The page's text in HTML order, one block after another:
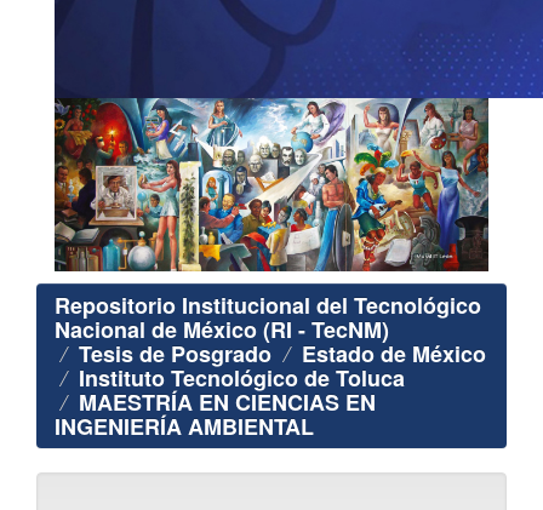
Repositorio Institucional del Tecnológico
Nacional de México (RI - TecNM)
Tesis de Posgrado Estado de México
Instituto Tecnológico de Toluca
MAESTRÍA EN CIENCIAS EN
INGENIERÍA AMBIENTAL